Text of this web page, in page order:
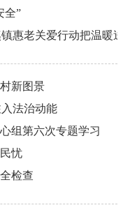
全”
惠老关爱行动把温暖送
新图景
法治动能
组第六次专题学习
忧
检查